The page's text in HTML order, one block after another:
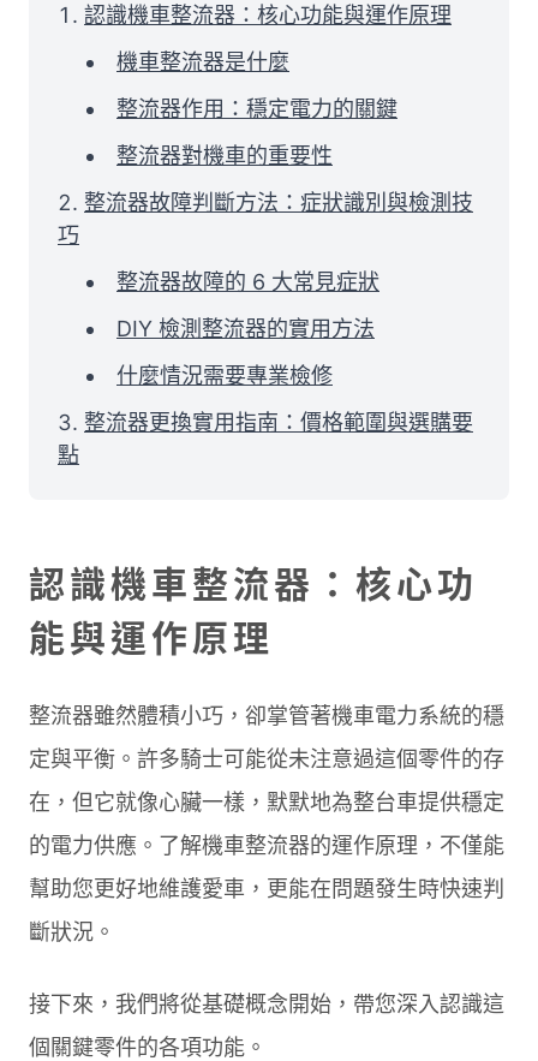
認識機車整流器：核心功能與運作原理
機車整流器是什麼
整流器作用：穩定電力的關鍵
整流器對機車的重要性
整流器故障判斷方法：症狀識別與檢測技
巧
整流器故障的 6 大常見症狀
DIY 檢測整流器的實用方法
什麼情況需要專業檢修
整流器更換實用指南：價格範圍與選購要
點
認識機車整流器：核心功
能與運作原理
整流器雖然體積小巧，卻掌管著機車電力系統的穩
定與平衡。許多騎士可能從未注意過這個零件的存
在，但它就像心臟一樣，默默地為整台車提供穩定
的電力供應。了解機車整流器的運作原理，不僅能
幫助您更好地維護愛車，更能在問題發生時快速判
斷狀況。
接下來，我們將從基礎概念開始，帶您深入認識這
個關鍵零件的各項功能。